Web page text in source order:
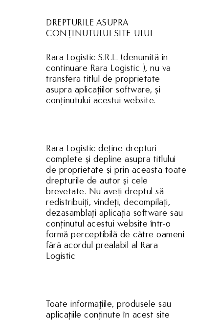
DREPTURILE ASUPRA
CONŢINUTULUI SITE-ULUI
Rara Logistic S.R.L. (denumită în
continuare Rara Logistic ), nu va
transfera titlul de proprietate
asupra aplicaţiilor software, și
conținutului acestui website.
Rara Logistic deţine drepturi
complete şi depline asupra titlului
de proprietate şi prin aceasta toate
drepturile de autor şi cele
brevetate. Nu aveţi dreptul să
redistribuiţi, vindeţi, decompilaţi,
dezasamblaţi aplicaţia software sau
conținutul acestui website într-o
formă perceptibilă de către oameni
fără acordul prealabil al Rara
Logistic
Toate informaţiile, produsele sau
aplicaţiile conţinute în acest site